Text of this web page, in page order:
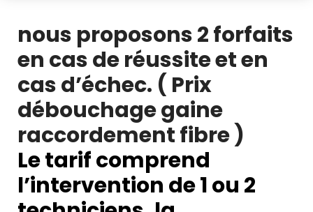
nous proposons 2 forfaits
en cas de réussite et en
cas d’échec. ( Prix
débouchage gaine
raccordement fibre )
Le tarif comprend
l’intervention de 1 ou 2